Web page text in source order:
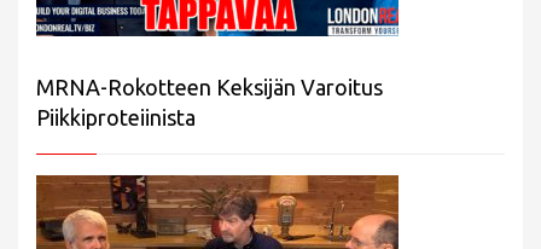
MRNA-Rokotteen Keksijän Varoitus
Piikkiproteiinista